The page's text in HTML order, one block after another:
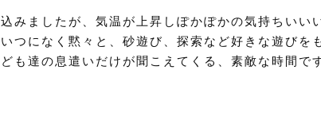
みましたが、気温が上昇しぽかぽかの気持ちいい
つになく黙々と、砂遊び、探索など好きな遊びを
も達の息遣いだけが聞こえてくる、素敵な時間で